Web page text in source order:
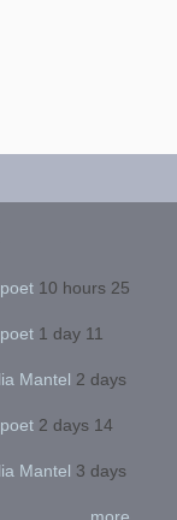
10 hours 25
1 day 11
Mantel 2 days
2 days 14
Mantel 3 days